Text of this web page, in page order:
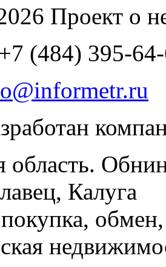
Проект о
(484) 395-
область.
Калуга
обмен,